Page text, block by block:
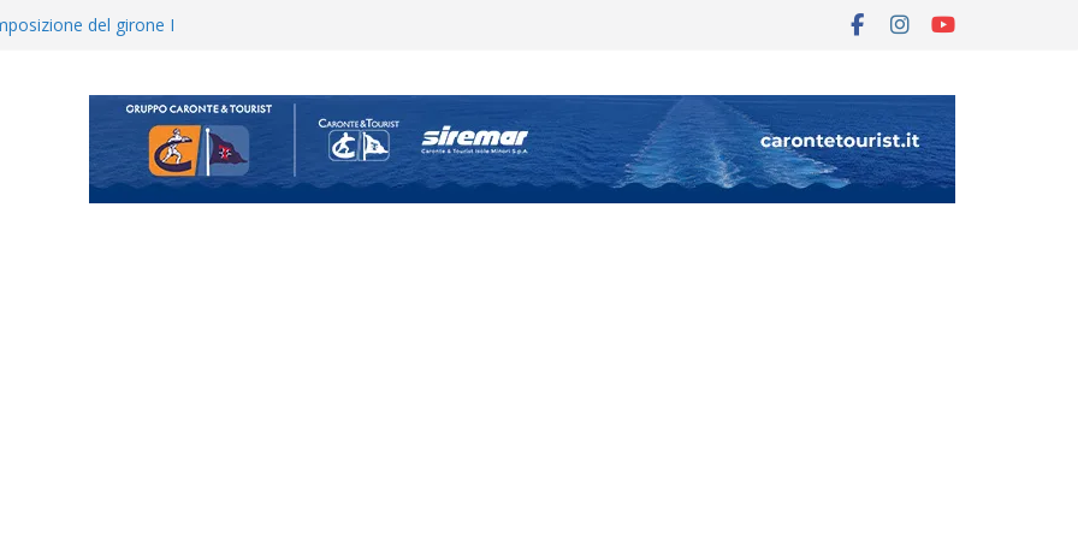
per il reparto arretrato:
i gironi 2026/27. Due
chiama questa piazza non
D»
Tourè è un nuovo